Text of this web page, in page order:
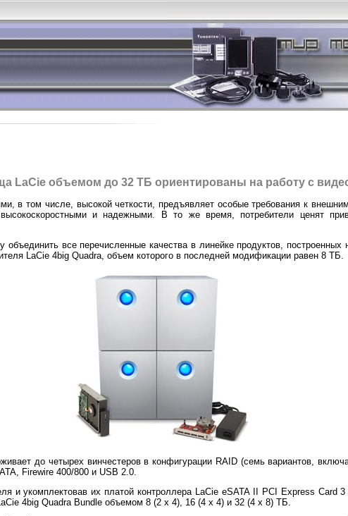
LaCie объемом до 32 ТБ ориентированы на работу с
в том числе, высокой четкости, предъявляет особые требования к
и надежными. В то же время, потребители ценят
объединить все перечисленные качества в линейке продуктов, построенных
LaCie 4big Quadra, объем которого в последней модификации равен 8 ТБ.
до четырех винчестеров в конфигурации RAID (семь вариантов,
Firewire 400/800 и USB 2.0.
и укомплектовав их платой контроллера LaCie eSATA II PCI Express Card
4big Quadra Bundle объемом 8 (2 x 4), 16 (4 x 4) и 32 (4 x 8) ТБ.